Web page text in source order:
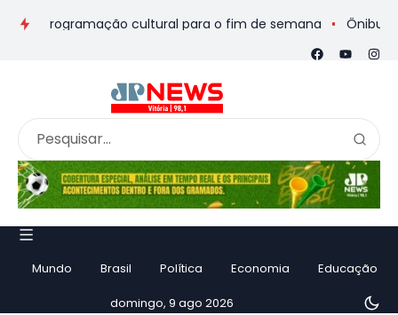
e programação cultural para o fim de semana Ônibus de
Mundo Brasil Política Economia Educação
domingo, 9 ago 2026